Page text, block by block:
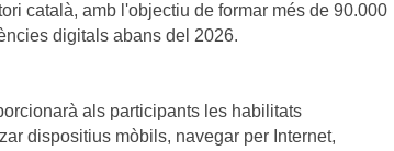
català, amb l'objectiu de formar més de 90.000
digitals abans del 2026.
als participants les habilitats
dispositius mòbils, navegar per Internet,